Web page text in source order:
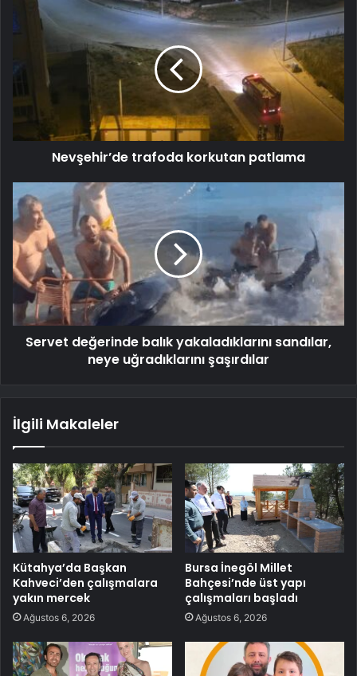
Nevşehir’de trafoda korkutan patlama
Servet değerinde balık yakaladıklarını sandılar,
neye uğradıklarını şaşırdılar
İlgili Makaleler
Kütahya’da Başkan
Kahveci’den çalışmalara
yakın mercek
Ağustos 6, 2026
Bursa İnegöl Millet
Bahçesi’nde üst yapı
çalışmaları başladı
Ağustos 6, 2026